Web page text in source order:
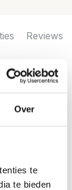
Over
te
te bieden
Reviews
collectie van
zout als
item variëren.